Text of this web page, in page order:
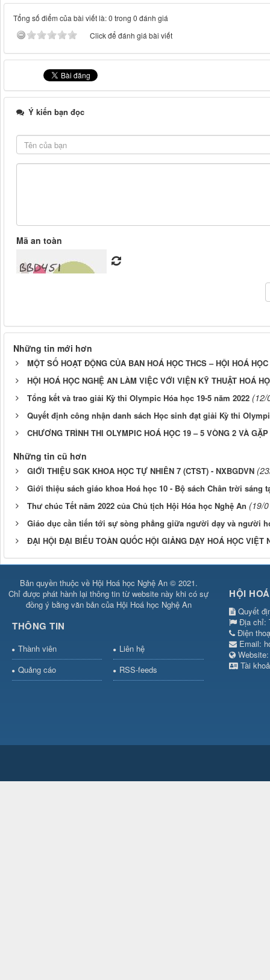
Tổng số điểm của bài viết là: 0 trong 0 đánh giá
Click để đánh giá bài viết
Ý kiến bạn đọc
Mã an toàn
Những tin mới hơn
MỘT SỐ HOẠT ĐỘNG CỦA BAN HOÁ HỌC THCS – HỘI HOÁ
HỘI HOÁ HỌC NGHỆ AN LÀM VIỆC VỚI VIỆN KỸ THUẬT HOÁ
Tổng kết và trao giải Kỳ thi Olympic Hóa học 19-5 năm 2022 (12/
Quyết định công nhận danh sách Học sinh đạt giải Kỳ thi
CHƯƠNG TRÌNH THI OLYMPIC HOÁ HỌC 19 – 5 VÒNG 2 VÀ
Những tin cũ hơn
GIỚI THIỆU SGK KHOA HỌC TỰ NHIÊN 7 (CTST) - NXBGDVN
Giới thiệu sách giáo khoa Hoá học 10 - Bộ sách Chân trời sáng
Thư chúc Tết năm 2022 của Chủ tịch Hội Hóa học Nghệ An (19/
Giáo dục cần tiến tới sự sòng phẳng giữa người dạy và người
ĐẠI HỘI ĐẠI BIỂU TOÀN QUỐC HỘI GIẢNG DẠY HOÁ HỌC VIỆT
Bản quyền thuộc về Hội Hoá học Nghệ An © 2021.
Chỉ được phát hành lại thông tin từ website này khi có sự
đồng ý bằng văn bản của Hội Hoá học Nghệ An
THÔNG TIN
Thành viên
Liên hệ
Quảng cáo
RSS-feeds
HỘI
Quyết
Địa chỉ:
Điện
Email:
Tài